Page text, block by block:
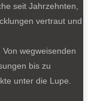
und
kW
mit 400
seit Jahrzehnten,
vertraut und
wegweisenden
bis zu
unter die Lupe.